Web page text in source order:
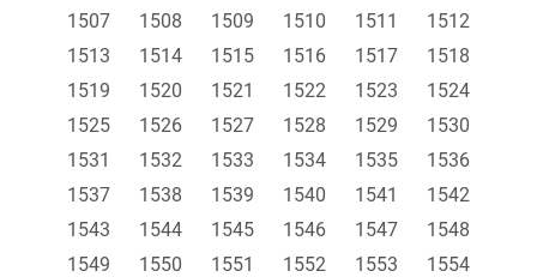
1507
1508 1509 1510 1511
1512
1513
1514 1515 1516 1517
1518
1519
1520 1521 1522 1523
1524
1525
1526 1527 1528 1529
1530
1531
1532 1533 1534 1535
1536
1537
1538 1539 1540 1541
1542
1543
1544 1545 1546 1547
1548
1549
1550 1551 1552 1553
1554